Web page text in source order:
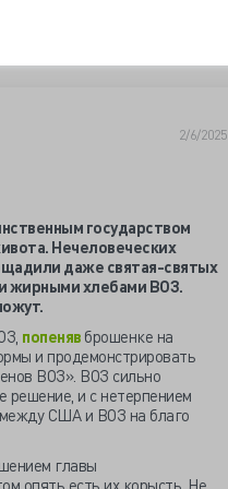
2/6/2025
государством
Нечеловеческих
даже святая-святых
жирными хлебами ВОЗ.
попеняв брошенке на
и продемонстрировать
ВОЗ». ВОЗ сильно
решение, и с нетерпением
США и ВОЗ на благо
главы
опять есть их корысть. Не